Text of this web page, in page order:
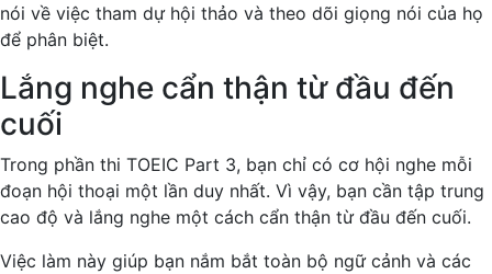
nói về việc tham dự hội thảo và theo dõi giọng nói của họ
để phân biệt.
Lắng nghe cẩn thận từ đầu đến
cuối
Trong phần thi TOEIC Part 3, bạn chỉ có cơ hội nghe mỗi
đoạn hội thoại một lần duy nhất. Vì vậy, bạn cần tập trung
cao độ và lắng nghe một cách cẩn thận từ đầu đến cuối.
Việc làm này giúp bạn nắm bắt toàn bộ ngữ cảnh và các